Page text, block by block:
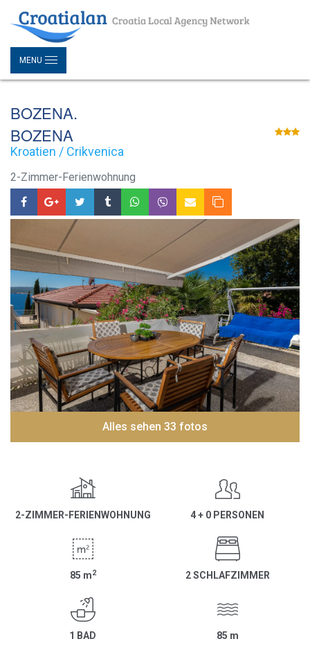
MENU
BOZENA.
BOZENA
Kroatien / Crikvenica
2-Zimmer-Ferienwohnung
Alles sehen 33 fotos
2-ZIMMER-FERIENWOHNUNG 4 + 0 PERSONEN
85 m2 2 SCHLAFZIMMER
1 BAD 85 m